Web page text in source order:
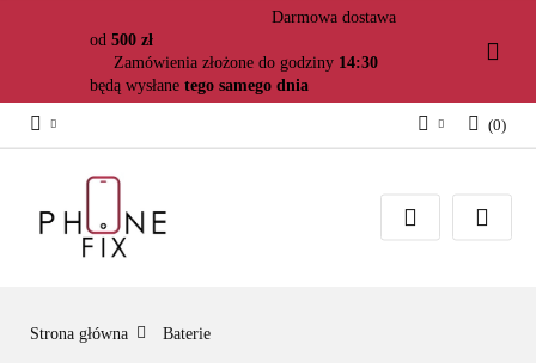
Darmowa dostawa
od 500 zł
Zamówienia złożone do godziny 14:30
będą wysłane tego samego dnia
Załóż konto
(0)
Strona główna Baterie